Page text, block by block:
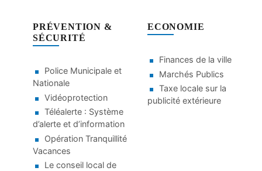
PRÉVENTION &
SÉCURITÉ
Police Municipale et
Nationale
Vidéoprotection
Téléalerte : Système
d’alerte et d’information
Opération Tranquillité
Vacances
Le conseil local de
ECONOMIE
Finances de la ville
Marchés Publics
Taxe locale sur la
publicité extérieure